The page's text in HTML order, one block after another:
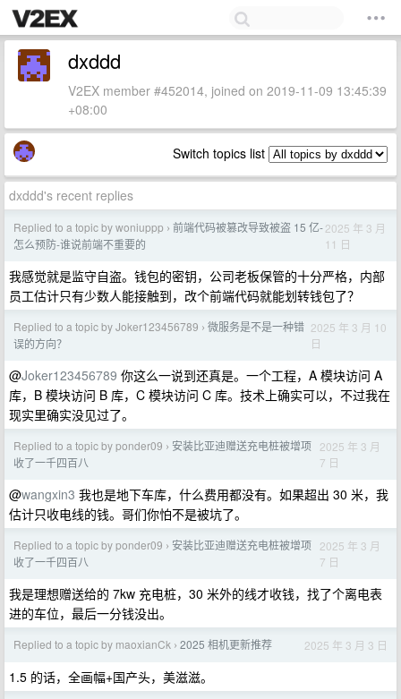
dxddd
V2EX member #452014, joined on 2019-11-09 13:45:39
+08:00
Switch topics list
dxddd's recent replies
Replied to a topic by woniuppp › 前端代码被篡改导致被盗 15 亿-
怎么预防-谁说前端不重要的
2025 年 3 月
11 日
我感觉就是监守自盗。钱包的密钥，公司老板保管的十分严格，内部
员工估计只有少数人能接触到，改个前端代码就能划转钱包了？
Replied to a topic by Joker123456789 › 微服务是不是一种错
误的方向？
2025 年 3 月 10
日
@Joker123456789 你这么一说到还真是。一个工程，A 模块访问 A
库，B 模块访问 B 库，C 模块访问 C 库。技术上确实可以，不过我在
现实里确实没见过了。
Replied to a topic by ponder09 › 安装比亚迪赠送充电桩被增项
收了一千四百八
2025 年 3 月
7 日
@wangxin3 我也是地下车库，什么费用都没有。如果超出 30 米，我
估计只收电线的钱。哥们你怕不是被坑了。
Replied to a topic by ponder09 › 安装比亚迪赠送充电桩被增项
收了一千四百八
2025 年 3 月
7 日
我是理想赠送给的 7kw 充电桩，30 米外的线才收钱，找了个离电表
进的车位，最后一分钱没出。
Replied to a topic by maoxianCk › 2025 相机更新推荐 2025 年 3 月 3 日
1.5 的话，全画幅+国产头，美滋滋。